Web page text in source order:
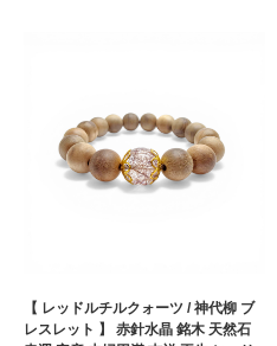
【 レッドルチルクォーツ / 神代柳 ブ
レスレット 】 赤針水晶 銘木 天然石